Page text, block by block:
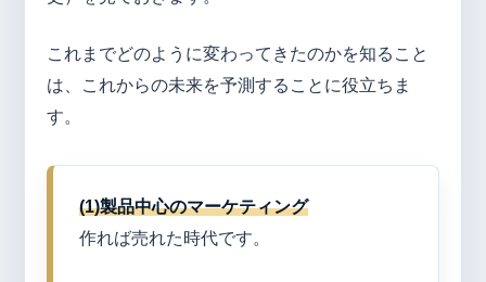
これまでどのように変わってきたのかを知ること
は、これからの未来を予測することに役立ちま
す。
(1)製品中心のマーケティング
作れば売れた時代です。